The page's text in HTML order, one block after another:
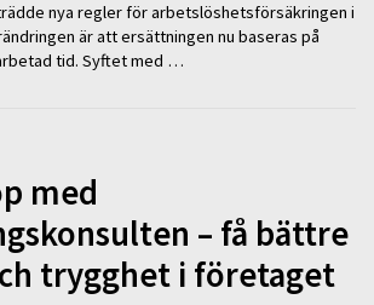
nya regler för arbetslöshetsförsäkringen i
är att ersättningen nu baseras på
tid. Syftet med …
med
– få bättre
trygghet i företaget